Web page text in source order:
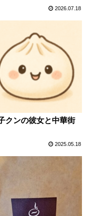
2026.07.18
クンの彼女と中華街
2025.05.18